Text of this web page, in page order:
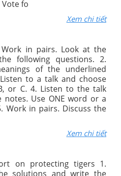
fo
Xem chi tiết
Work in pairs. Look at the
following questions. 2.
of the underlined
or C. 4. Listen to the talk
Use ONE word or a
Work in pairs. Discuss the
Xem chi tiết
on protecting tigers 1.
solutions and write the